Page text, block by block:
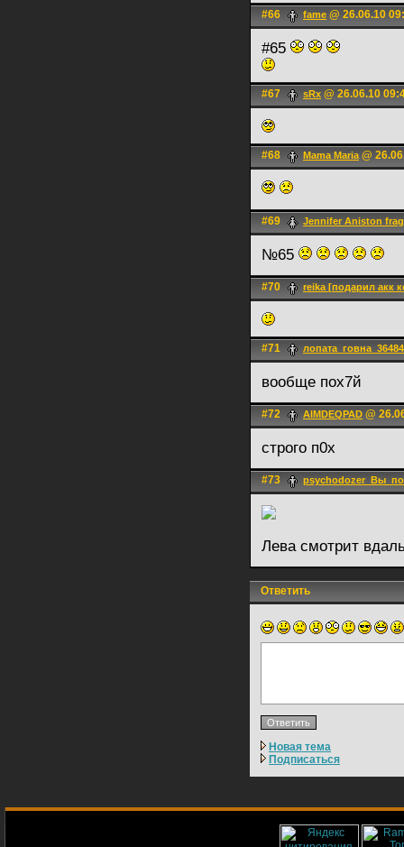
#66 fame @ 26.06.10
#65
#67 sRx @ 26.06.10
#68 Mama Maria@
#69 Jennifer Aniston frag
№65
#70 reika [подарил акк
#71 лопата_говна_36484
вообще пох7й
#72 AIMDEQPAD @
строго п0х
#73
Лева смотрит
Ответить
Новая тема
Подписаться